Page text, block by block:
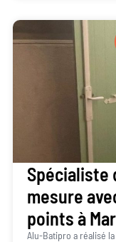
Spécialiste
mesure
points à
Alu-Batipro a réalisé